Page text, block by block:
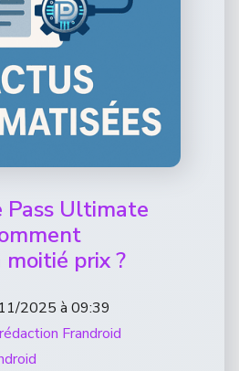
Pass Ultimate
moitié prix ?
2025 à 09:39
Frandroid